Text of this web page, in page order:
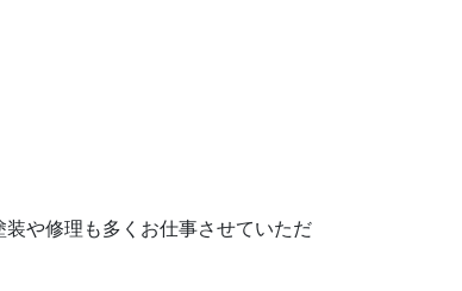
や修理も多くお仕事させていただ